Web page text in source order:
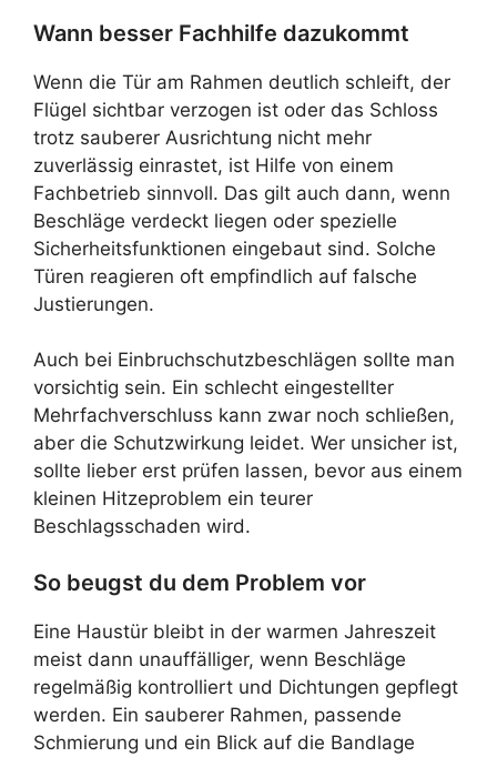
Wann besser Fachhilfe dazukommt
Wenn die Tür am Rahmen deutlich schleift, der
Flügel sichtbar verzogen ist oder das Schloss
trotz sauberer Ausrichtung nicht mehr
zuverlässig einrastet, ist Hilfe von einem
Fachbetrieb sinnvoll. Das gilt auch dann, wenn
Beschläge verdeckt liegen oder spezielle
Sicherheitsfunktionen eingebaut sind. Solche
Türen reagieren oft empfindlich auf falsche
Justierungen.
Auch bei Einbruchschutzbeschlägen sollte man
vorsichtig sein. Ein schlecht eingestellter
Mehrfachverschluss kann zwar noch schließen,
aber die Schutzwirkung leidet. Wer unsicher ist,
sollte lieber erst prüfen lassen, bevor aus einem
kleinen Hitzeproblem ein teurer
Beschlagsschaden wird.
So beugst du dem Problem vor
Eine Haustür bleibt in der warmen Jahreszeit
meist dann unauffälliger, wenn Beschläge
regelmäßig kontrolliert und Dichtungen gepflegt
werden. Ein sauberer Rahmen, passende
Schmierung und ein Blick auf die Bandlage